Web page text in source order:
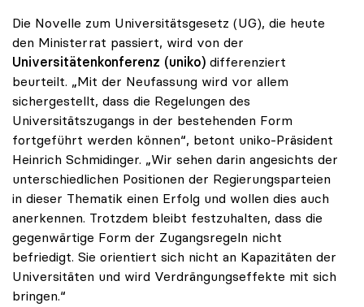
Die Novelle zum Universitätsgesetz (UG), die heute
den Ministerrat passiert, wird von der
Universitätenkonferenz (uniko) differenziert
beurteilt. „Mit der Neufassung wird vor allem
sichergestellt, dass die Regelungen des
Universitätszugangs in der bestehenden Form
fortgeführt werden können“, betont uniko-Präsident
Heinrich Schmidinger. „Wir sehen darin angesichts der
unterschiedlichen Positionen der Regierungsparteien
in dieser Thematik einen Erfolg und wollen dies auch
anerkennen. Trotzdem bleibt festzuhalten, dass die
gegenwärtige Form der Zugangsregeln nicht
befriedigt. Sie orientiert sich nicht an Kapazitäten der
Universitäten und wird Verdrängungseffekte mit sich
bringen.“